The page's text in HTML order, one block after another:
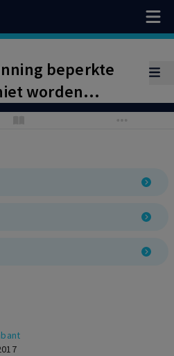
beperkte
worden
beroep op het